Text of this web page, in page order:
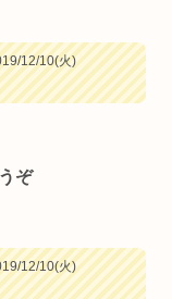
12/10(火)
ぞ
12/10(火)